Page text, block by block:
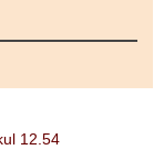
12.54